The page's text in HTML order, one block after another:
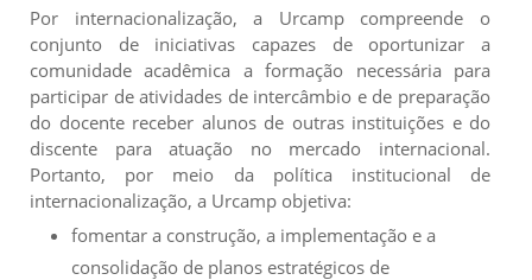
Por internacionalização, a Urcamp compreende o
conjunto de iniciativas capazes de oportunizar a
comunidade acadêmica a formação necessária para
participar de atividades de intercâmbio e de preparação
do docente receber alunos de outras instituições e do
discente para atuação no mercado internacional.
Portanto, por meio da política institucional de
internacionalização, a Urcamp objetiva:
fomentar a construção, a implementação e a
consolidação de planos estratégicos de